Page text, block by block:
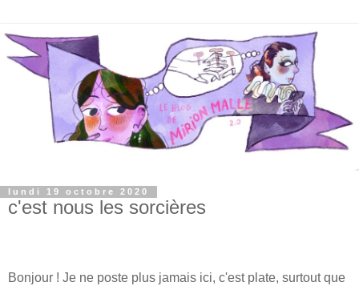
lundi 19 octobre 2020
c'est nous les sorcières
Bonjour ! Je ne poste plus jamais ici, c'est plate, surtout que